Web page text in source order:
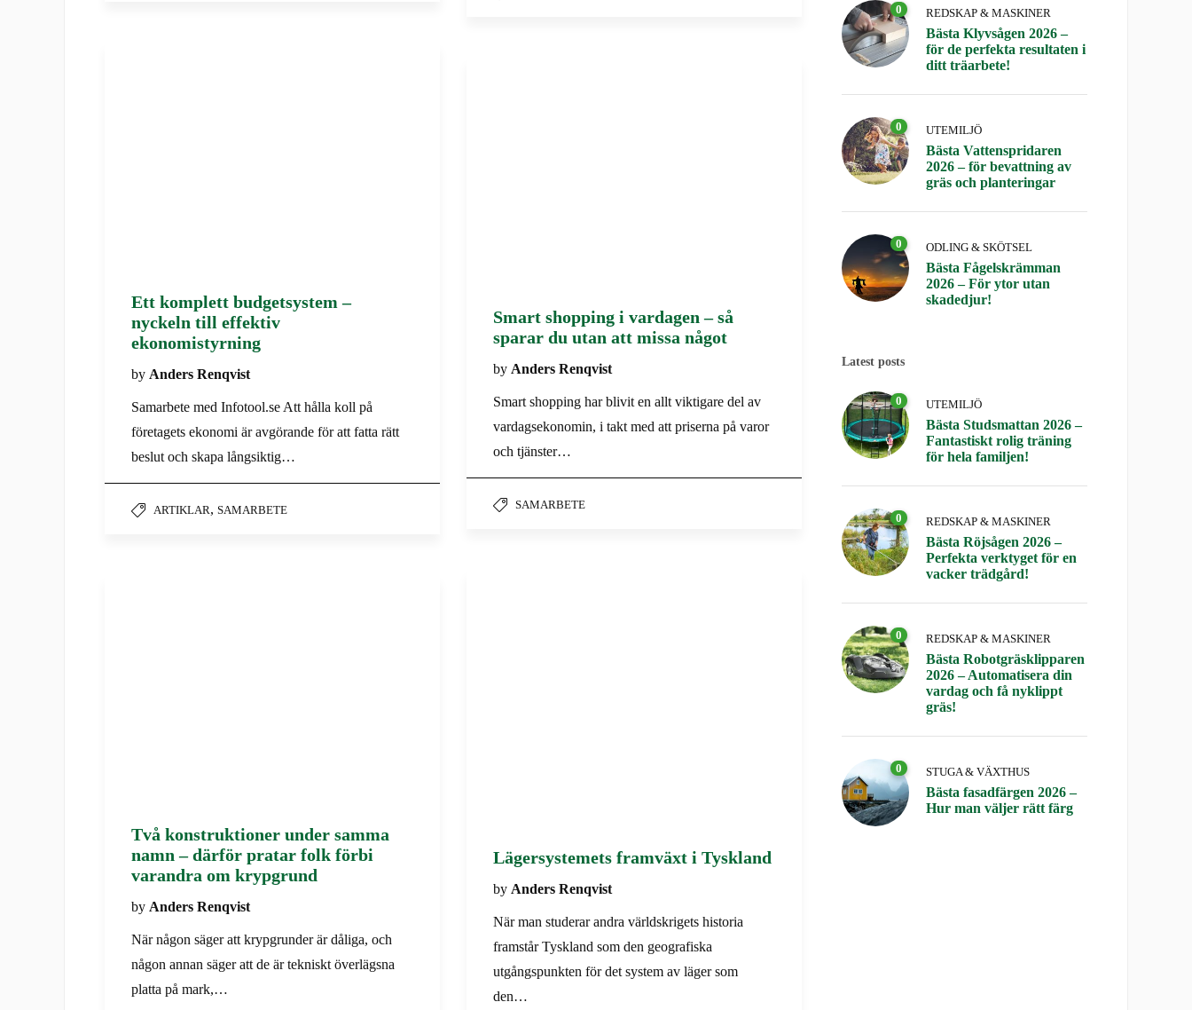
Ett komplett budgetsystem –
nyckeln till effektiv
ekonomistyrning
by Anders Renqvist
Samarbete med Infotool.se Att hålla koll på
företagets ekonomi är avgörande för att fatta rätt
beslut och skapa långsiktig…
ARTIKLAR, SAMARBETE
Smart shopping i vardagen – så
sparar du utan att missa något
by Anders Renqvist
Smart shopping har blivit en allt viktigare del av
vardagsekonomin, i takt med att priserna på varor
och tjänster…
SAMARBETE
Lägersystemets framväxt i Tyskland
by Anders Renqvist
När man studerar andra världskrigets historia
framstår Tyskland som den geografiska
utgångspunkten för det system av läger som
den…
Två konstruktioner under samma
namn – därför pratar folk förbi
varandra om krypgrund
by Anders Renqvist
När någon säger att krypgrunder är dåliga, och
någon annan säger att de är tekniskt överlägsna
platta på mark,…
0 REDSKAP & MASKINER
Bästa Klyvsågen 2026 –
för de perfekta resultaten i
ditt träarbete!
0 UTEMILJÖ
Bästa Vattenspridaren
2026 – för bevattning av
gräs och planteringar
0 ODLING & SKÖTSEL
Bästa Fågelskrämman
2026 – För ytor utan
skadedjur!
Latest posts
0 UTEMILJÖ
Bästa Studsmattan 2026 –
Fantastiskt rolig träning
för hela familjen!
0 REDSKAP & MASKINER
Bästa Röjsågen 2026 –
Perfekta verktyget för en
vacker trädgård!
0 REDSKAP & MASKINER
Bästa Robotgräsklipparen
2026 – Automatisera din
vardag och få nyklippt
gräs!
0 STUGA & VÄXTHUS
Bästa fasadfärgen 2026 –
Hur man väljer rätt färg